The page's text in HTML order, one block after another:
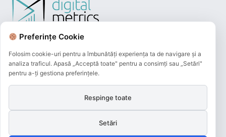
Plățile online efectuate pe acest site
și beneficiază de 3D-Secure.
Preferințe Cookie
Folosim cookie-uri pentru a îmbunătăți experiența ta de navigare și a
analiza traficul. Apasă „Acceptă toate" pentru a consimți sau „Setări"
pentru a-ți gestiona preferințele.
Respinge toate
Setări